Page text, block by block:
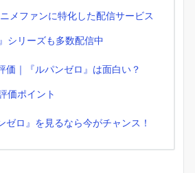
メファンに特化した配信サービス
シリーズも多数配信中
価｜『ルパンゼロ』は面白い？
価ポイント
ゼロ』を見るなら今がチャンス！